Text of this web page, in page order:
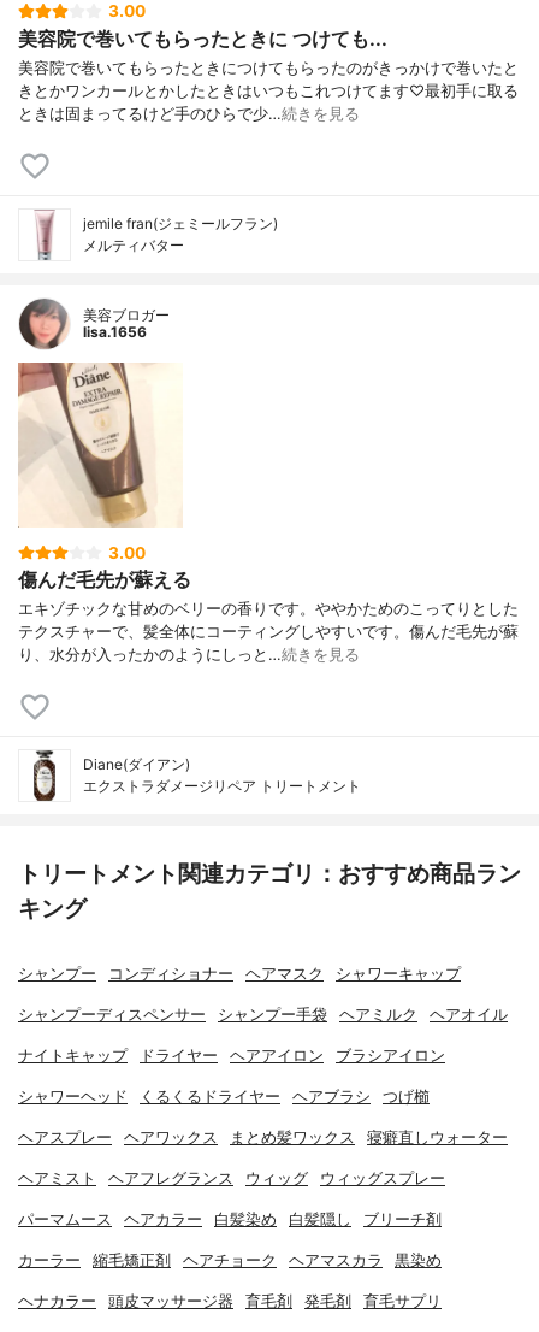
3.00
美容院で巻いてもらったときに つけても...
美容院で巻いてもらったときにつけてもらったのがきっかけで巻いたと
きとかワンカールとかしたときはいつもこれつけてます♡最初手に取る
ときは固まってるけど手のひらで少…続きを見る
jemile fran(ジェミールフラン)
メルティバター
美容ブロガー
lisa.1656
3.00
傷んだ毛先が蘇える
エキゾチックな甘めのベリーの香りです。ややかためのこってりとした
テクスチャーで、髪全体にコーティングしやすいです。傷んだ毛先が蘇
り、水分が入ったかのようにしっと…続きを見る
Diane(ダイアン)
エクストラダメージリペア トリートメント
トリートメント関連カテゴリ：おすすめ商品ラン
キング
シャンプー コンディショナー ヘアマスク シャワーキャップ
シャンプーディスペンサー シャンプー手袋 ヘアミルク ヘアオイル
ナイトキャップ ドライヤー ヘアアイロン ブラシアイロン
シャワーヘッド くるくるドライヤー ヘアブラシ つげ櫛
ヘアスプレー ヘアワックス まとめ髪ワックス 寝癖直しウォーター
ヘアミスト ヘアフレグランス ウィッグ ウィッグスプレー
パーマムース ヘアカラー 白髪染め 白髪隠し ブリーチ剤
カーラー 縮毛矯正剤 ヘアチョーク ヘアマスカラ 黒染め
ヘナカラー 頭皮マッサージ器 育毛剤 発毛剤 育毛サプリ